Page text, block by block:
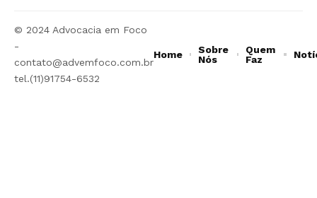
© 2024 Advocacia em Foco
-
contato@advemfoco.com.br
tel.(11)91754-6532
Home
Sobre
Nós
Quem
Faz